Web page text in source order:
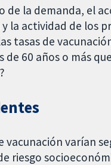
de la demanda, el
la actividad de los
tasas de
de 60 años o más
vacunación varían
riesgo